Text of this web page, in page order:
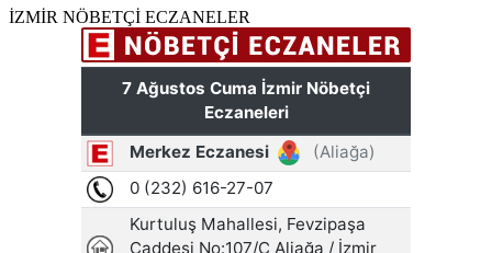
İZMİR NÖBETÇİ ECZANELER